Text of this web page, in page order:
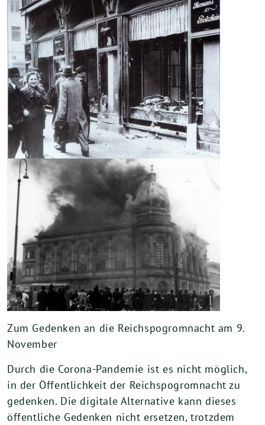
Zum Gedenken an die Reichspogromnacht am 9.
November
Durch die Corona-Pandemie ist es nicht möglich,
in der Öffentlichkeit der Reichspogromnacht zu
gedenken. Die digitale Alternative kann dieses
öffentliche Gedenken nicht ersetzen, trotzdem